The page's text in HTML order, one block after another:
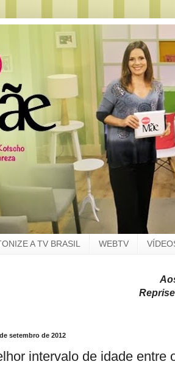
A TV BRASIL WEBTV
setembro de 2012
intervalo de idade entre